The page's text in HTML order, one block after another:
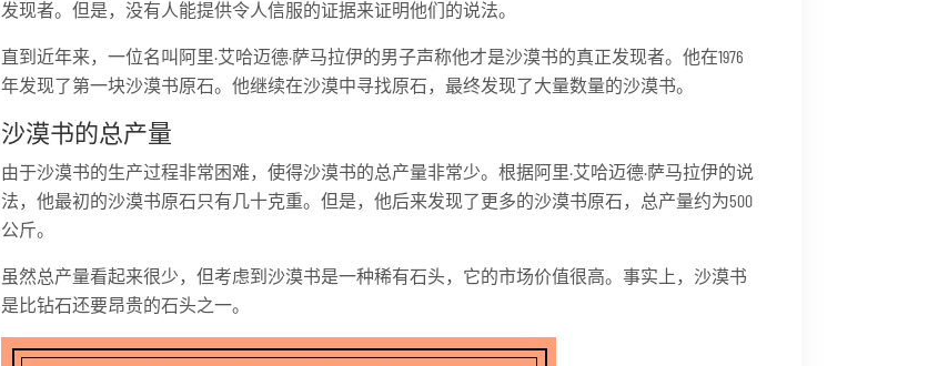
发现者。但是，没有人能提供令人信服的证据来证明他们的说法。
直到近年来，一位名叫阿里·艾哈迈德·萨马拉伊的男子声称他才是沙漠书的真正发现者。他在1976
年发现了第一块沙漠书原石。他继续在沙漠中寻找原石，最终发现了大量数量的沙漠书。
沙漠书的总产量
由于沙漠书的生产过程非常困难，使得沙漠书的总产量非常少。根据阿里·艾哈迈德·萨马拉伊的说
法，他最初的沙漠书原石只有几十克重。但是，他后来发现了更多的沙漠书原石，总产量约为500
公斤。
虽然总产量看起来很少，但考虑到沙漠书是一种稀有石头，它的市场价值很高。事实上，沙漠书
是比钻石还要昂贵的石头之一。